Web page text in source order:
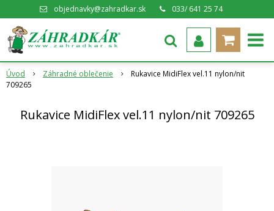
objednavky@zahradkar.sk 033/ 641 25 74
Úvod Záhradné oblečenie
Rukavice MidiFlex vel.11 nylon/nit
709265
Rukavice MidiFlex vel.11 nylon/nit 709265